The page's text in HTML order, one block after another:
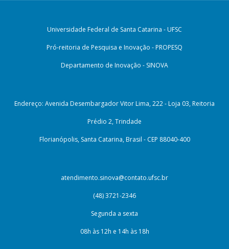
Universidade Federal de Santa Catarina - UFSC
Pró-reitoria de Pesquisa e Inovação - PROPESQ
Departamento de Inovação - SINOVA
Endereço: Avenida Desembargador Vitor Lima, 222 - Loja 03, Reitoria
Prédio 2, Trindade
Florianópolis, Santa Catarina, Brasil - CEP 88040-400
atendimento.sinova@contato.ufsc.br
(48) 3721-2346
Segunda a sexta
08h às 12h e 14h às 18h